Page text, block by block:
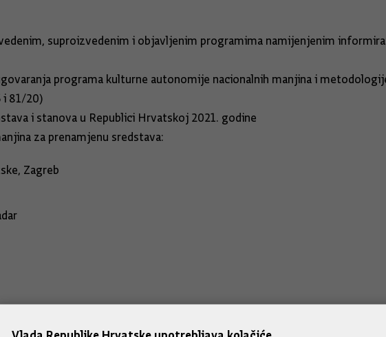
suproizvedenim i objavljenim programima namijenjenim
programa kulturne autonomije nacionalnih manjina i
i 81/20)
i stanova u Republici Hrvatskoj 2021. godine
za prenamjenu sredstava:
Zagreb